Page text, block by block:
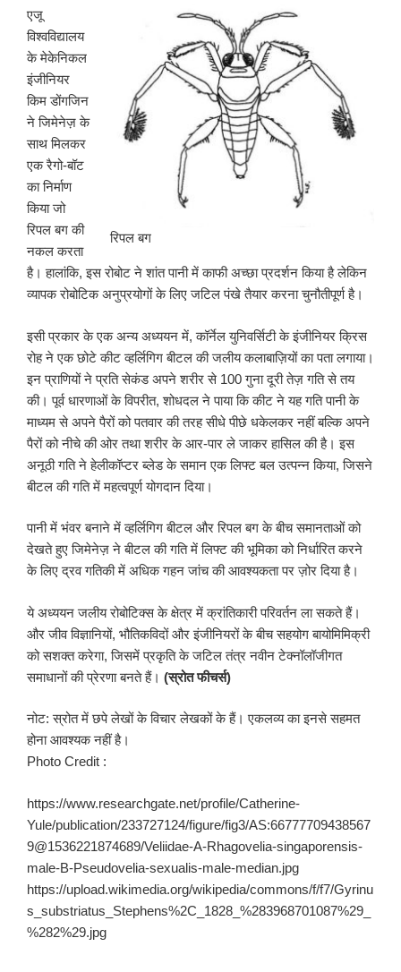
रिपल बग
एजू
विश्वविद्यालय
के मेकेनिकल
इंजीनियर
किम डोंगजिन
ने जिमेनेज़ के
साथ मिलकर
एक रैगो-बॉट
का निर्माण
किया जो
रिपल बग की
नकल करता
है। हालांकि, इस रोबोट ने शांत पानी में काफी अच्छा प्रदर्शन किया है लेकिन
व्यापक रोबोटिक अनुप्रयोगों के लिए जटिल पंखे तैयार करना चुनौतीपूर्ण है।
इसी प्रकार के एक अन्य अध्ययन में, कॉर्नेल युनिवर्सिटी के इंजीनियर क्रिस
रोह ने एक छोटे कीट व्हर्लिगिग बीटल की जलीय कलाबाज़ियों का पता लगाया।
इन प्राणियों ने प्रति सेकंड अपने शरीर से 100 गुना दूरी तेज़ गति से तय
की। पूर्व धारणाओं के विपरीत, शोधदल ने पाया कि कीट ने यह गति पानी के
माध्यम से अपने पैरों को पतवार की तरह सीधे पीछे धकेलकर नहीं बल्कि अपने
पैरों को नीचे की ओर तथा शरीर के आर-पार ले जाकर हासिल की है। इस
अनूठी गति ने हेलीकॉप्टर ब्लेड के समान एक लिफ्ट बल उत्पन्न किया, जिसने
बीटल की गति में महत्वपूर्ण योगदान दिया।
पानी में भंवर बनाने में व्हर्लिगिग बीटल और रिपल बग के बीच समानताओं को
देखते हुए जिमेनेज़ ने बीटल की गति में लिफ्ट की भूमिका को निर्धारित करने
के लिए द्रव गतिकी में अधिक गहन जांच की आवश्यकता पर ज़ोर दिया है।
ये अध्ययन जलीय रोबोटिक्स के क्षेत्र में क्रांतिकारी परिवर्तन ला सकते हैं।
और जीव विज्ञानियों, भौतिकविदों और इंजीनियरों के बीच सहयोग बायोमिमिक्री
को सशक्त करेगा, जिसमें प्रकृति के जटिल तंत्र नवीन टेक्नॉलॉजीगत
समाधानों की प्रेरणा बनते हैं। (स्रोत फीचर्स)
नोट: स्रोत में छपे लेखों के विचार लेखकों के हैं। एकलव्य का इनसे सहमत
होना आवश्यक नहीं है।
Photo Credit :
https://www.researchgate.net/profile/Catherine-
Yule/publication/233727124/figure/fig3/AS:66777709438567
9@1536221874689/Veliidae-A-Rhagovelia-singaporensis-
male-B-Pseudovelia-sexualis-male-median.jpg
https://upload.wikimedia.org/wikipedia/commons/f/f7/Gyrinu
s_substriatus_Stephens%2C_1828_%283968701087%29_
%282%29.jpg